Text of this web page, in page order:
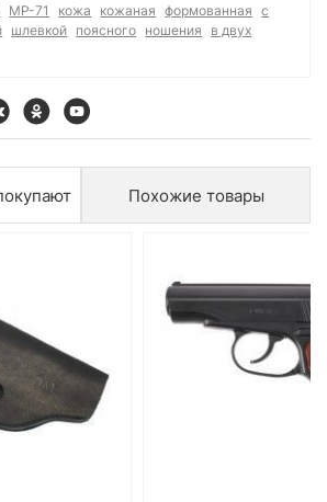
МР-71 кожа кожаная формованная
с
шлевкой поясного ношения
в двух
Похожие товары